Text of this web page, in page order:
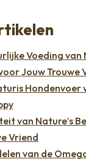
Voeding van
Jouw Trouwe
Hondenvoer
van Nature’s
Vriend
van de